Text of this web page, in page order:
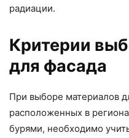
радиации.
Критерии
для фасада
При выборе материалов
расположенных в
бурями, необходимо